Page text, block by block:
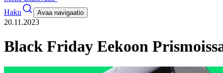
Haku
Avaa navigaatio
20.11.2023
Black Friday Eekoon